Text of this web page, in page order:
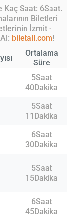
Kaç Saat: 6Saat.
Biletleri
İzmit -
biletall.com!
Ortalama
Süre
5Saat
40Dakika
5Saat
11Dakika
6Saat
30Dakika
5Saat
15Dakika
6Saat
45Dakika